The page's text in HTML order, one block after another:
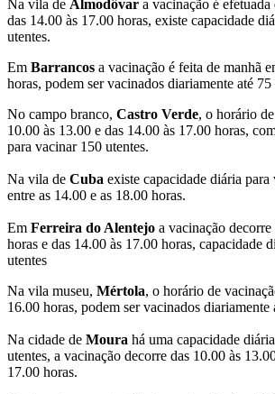
Na vila de Almodôvar a vacinação é
das 14.00 às 17.00 horas, existe capacidade
utentes.
Em Barrancos a vacinação é feita de manhã
horas, podem ser vacinados diariamente até 75
No campo branco, Castro Verde, o horário
10.00 às 13.00 e das 14.00 às 17.00 horas,
para vacinar 150 utentes.
Na vila de Cuba existe capacidade diária para
entre as 14.00 e as 18.00 horas.
Em Ferreira do Alentejo a vacinação
horas e das 14.00 às 17.00 horas, capacidade
utentes
Na vila museu, Mértola, o horário de
16.00 horas, podem ser vacinados diariamente
Na cidade de Moura há uma capacidade
utentes, a vacinação decorre das 10.00 às
17.00 horas.